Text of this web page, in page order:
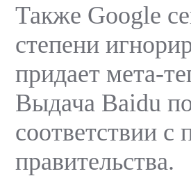
Также Google
степени
придает мета-
Выдача Baidu
соответствии с
правительства.